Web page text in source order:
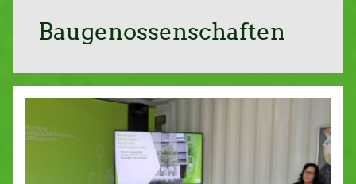
Baugenossenschaften